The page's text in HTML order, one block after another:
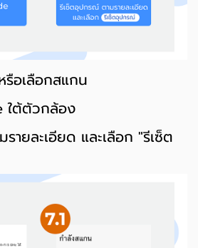
อเลือกสแกน
ใต้ตัวกล้อง
ายละเอียด และเลือก "รีเซ็ต